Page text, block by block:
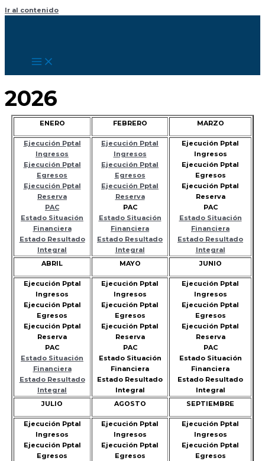
Ir al contenido
2026
ENERO FEBRERO MARZO
Ejecución Pptal
Ingresos
Ejecución Pptal
Egresos
Ejecución Pptal
Reserva
PAC
Estado Situación
Financiera
Estado Resultado
Integral
Ejecución Pptal
Ingresos
Ejecución Pptal
Egresos
Ejecución Pptal
Reserva
PAC
Estado Situación
Financiera
Estado Resultado
Integral
Ejecución Pptal
Ingresos
Ejecución Pptal
Egresos
Ejecución Pptal
Reserva
PAC
Estado Situación
Financiera
Estado Resultado
Integral
ABRIL
MAYO JUNIO
Ejecución Pptal
Ingresos
Ejecución Pptal
Egresos
Ejecución Pptal
Reserva
PAC
Estado Situación
Financiera
Estado Resultado
Integral
Ejecución Pptal
Ingresos
Ejecución Pptal
Egresos
Ejecución Pptal
Reserva
PAC
Estado Situación
Financiera
Estado Resultado
Integral
Ejecución Pptal
Ingresos
Ejecución Pptal
Egresos
Ejecución Pptal
Reserva
PAC
Estado Situación
Financiera
Estado Resultado
Integral
JULIO
AGOSTO SEPTIEMBRE
Ejecución Pptal
Ingresos
Ejecución Pptal
Egresos
Ejecución Pptal
Ingresos
Ejecución Pptal
Egresos
Ejecución Pptal
Ingresos
Ejecución Pptal
Egresos